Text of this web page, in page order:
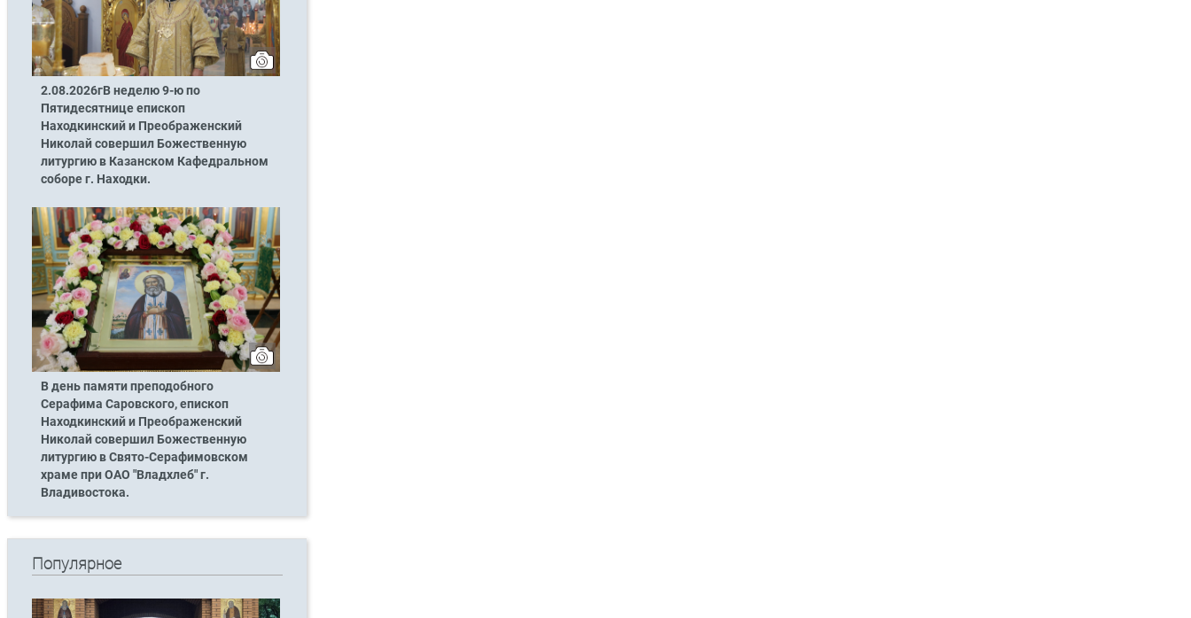
2.08.2026гВ неделю 9-ю по
Пятидесятнице епископ
Находкинский и Преображенский
Николай совершил Божественную
литургию в Казанском Кафедральном
соборе г. Находки.
В день памяти преподобного
Серафима Саровского, епископ
Находкинский и Преображенский
Николай совершил Божественную
литургию в Свято-Серафимовском
храме при ОАО "Владхлеб" г.
Владивостока.
Популярное